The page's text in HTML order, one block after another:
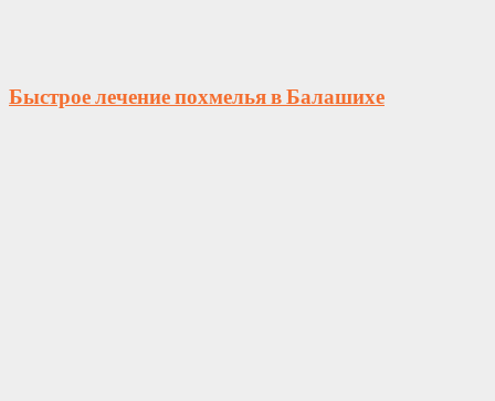
Быстрое лечение похмелья в Балашихе